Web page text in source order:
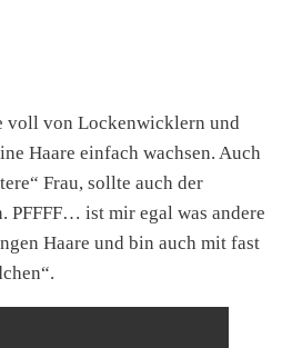
voll von Lockenwicklern und
Haare einfach wachsen. Auch
Frau, sollte auch der
PFFFF… ist mir egal was andere
Haare und bin auch mit fast